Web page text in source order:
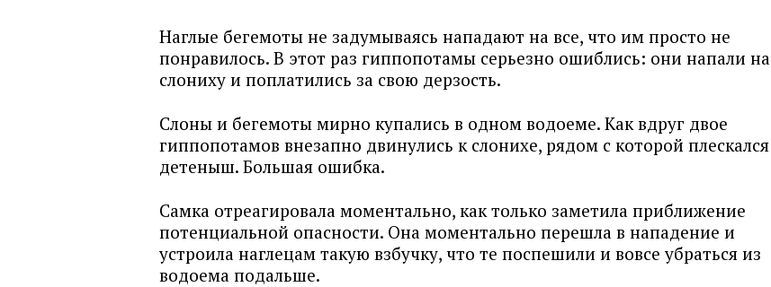
Наглые бегемоты не задумываясь нападают на все, что им просто не
понравилось. В этот раз гиппопотамы серьезно ошиблись: они напали на
слониху и поплатились за свою дерзость.
Слоны и бегемоты мирно купались в одном водоеме. Как вдруг двое
гиппопотамов внезапно двинулись к слонихе, рядом с которой плескался
детеныш. Большая ошибка.
Самка отреагировала моментально, как только заметила приближение
потенциальной опасности. Она моментально перешла в нападение и
устроила наглецам такую взбучку, что те поспешили и вовсе убраться из
водоема подальше.